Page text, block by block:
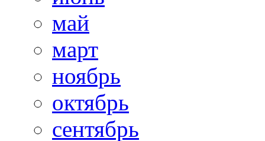
май
март
ноябрь
октябрь
сентябрь